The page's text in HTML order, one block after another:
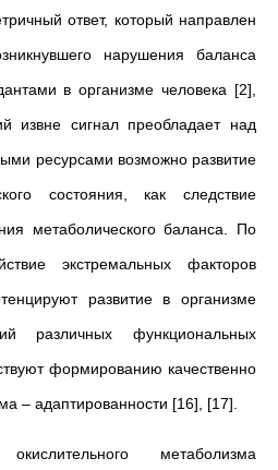
ответ, который направлен
нарушения баланса
в организме человека [2],
извне сигнал преобладает над
ресурсами возможно развитие
состояния, как следствие
метаболического баланса. По
экстремальных факторов
развитие в организме
различных функциональных
формированию качественно
– адаптированности [16], [17].
метаболизма